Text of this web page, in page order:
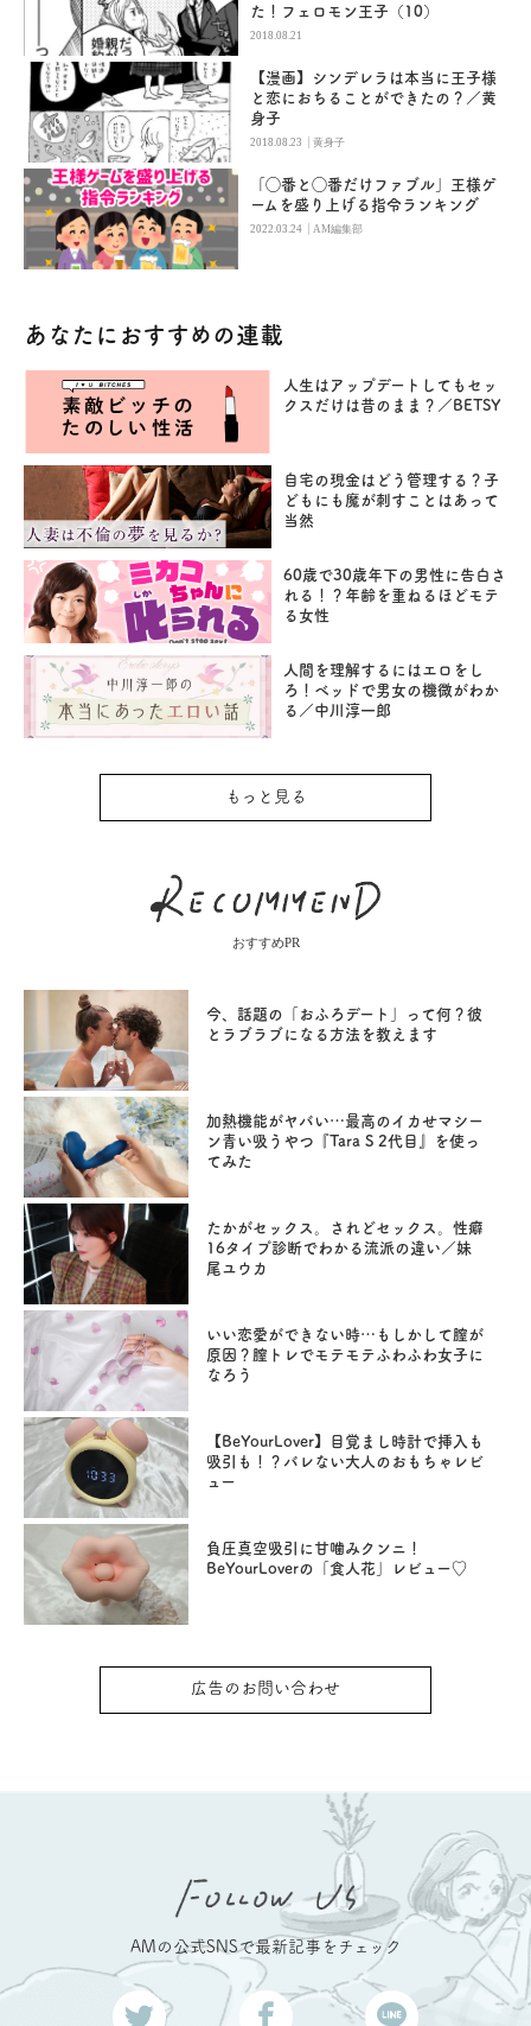
た！フェロモン王子（10）
2018.08.21
【漫画】シンデレラは本当に王子様
と恋におちることができたの？／黄
身子
2018.08.23 |黄身子
「◯番と◯番だけファブル」王様ゲ
ームを盛り上げる指令ランキング
2022.03.24 |AM編集部
あなたにおすすめの連載
人生はアップデートしてもセッ
クスだけは昔のまま？／BETSY
自宅の現金はどう管理する？子
どもにも魔が刺すことはあって
当然
60歳で30歳年下の男性に告白さ
れる！？年齢を重ねるほどモテ
る女性
人間を理解するにはエロをし
ろ！ベッドで男女の機微がわか
る／中川淳一郎
もっと見る
おすすめPR
今、話題の「おふろデート」って何？彼
とラブラブになる方法を教えます
加熱機能がヤバい…最高のイカせマシー
ン青い吸うやつ『Tara S 2代目』を使っ
てみた
たかがセックス。されどセックス。性癖
16タイプ診断でわかる流派の違い／妹
尾ユウカ
いい恋愛ができない時…もしかして膣が
原因？膣トレでモテモテふわふわ女子に
なろう
【BeYourLover】目覚まし時計で挿入も
吸引も！？バレない大人のおもちゃレビ
ュー
負圧真空吸引に甘噛みクンニ！
BeYourLoverの「食人花」レビュー♡
広告のお問い合わせ
AMの公式SNSで最新記事をチェック